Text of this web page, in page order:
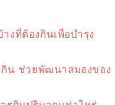
งที่ต้องกินเพื่อบำรุง
น ช่วยพัฒนาสมองของ